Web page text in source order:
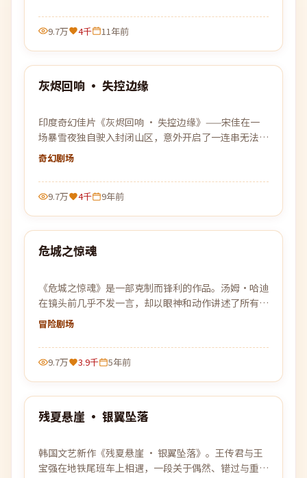
9.7万 4千 11年前
热门
灰烬回响 · 失控边缘
印度奇幻佳片《灰烬回响 · 失控边缘》——宋佳在一
场暴雪夜独自驶入封闭山区，意外开启了一连串无法被
解释的事件。
奇幻剧场
9.7万 4千 9年前
热门
99:05
危城之惊魂
《危城之惊魂》是一部克制而锋利的作品。汤姆·哈迪
在镜头前几乎不发一言，却以眼神和动作讲述了所有未
能说出口的故事。
冒险剧场
9.7万 3.9千 5年前
热门
99:39
残夏悬崖 · 银翼坠落
韩国文艺新作《残夏悬崖 · 银翼坠落》。王传君与王
宝强在地铁尾班车上相遇，一段关于偶然、错过与重新